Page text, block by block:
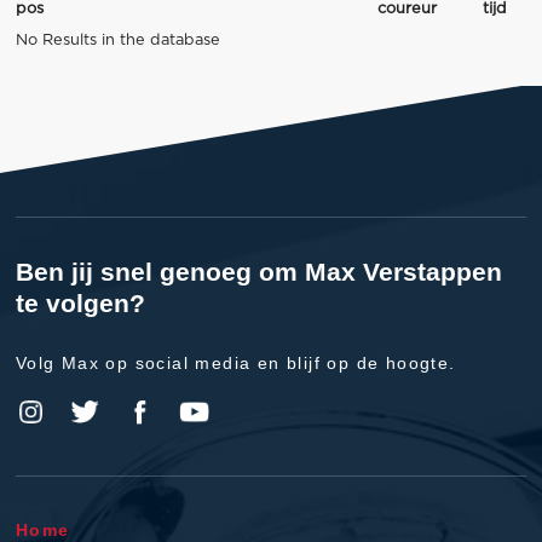
pos coureur
tijd
No Results in the database
Ben jij snel genoeg om Max Verstappen
te volgen?
Volg Max op social media en blijf op de hoogte.
Home